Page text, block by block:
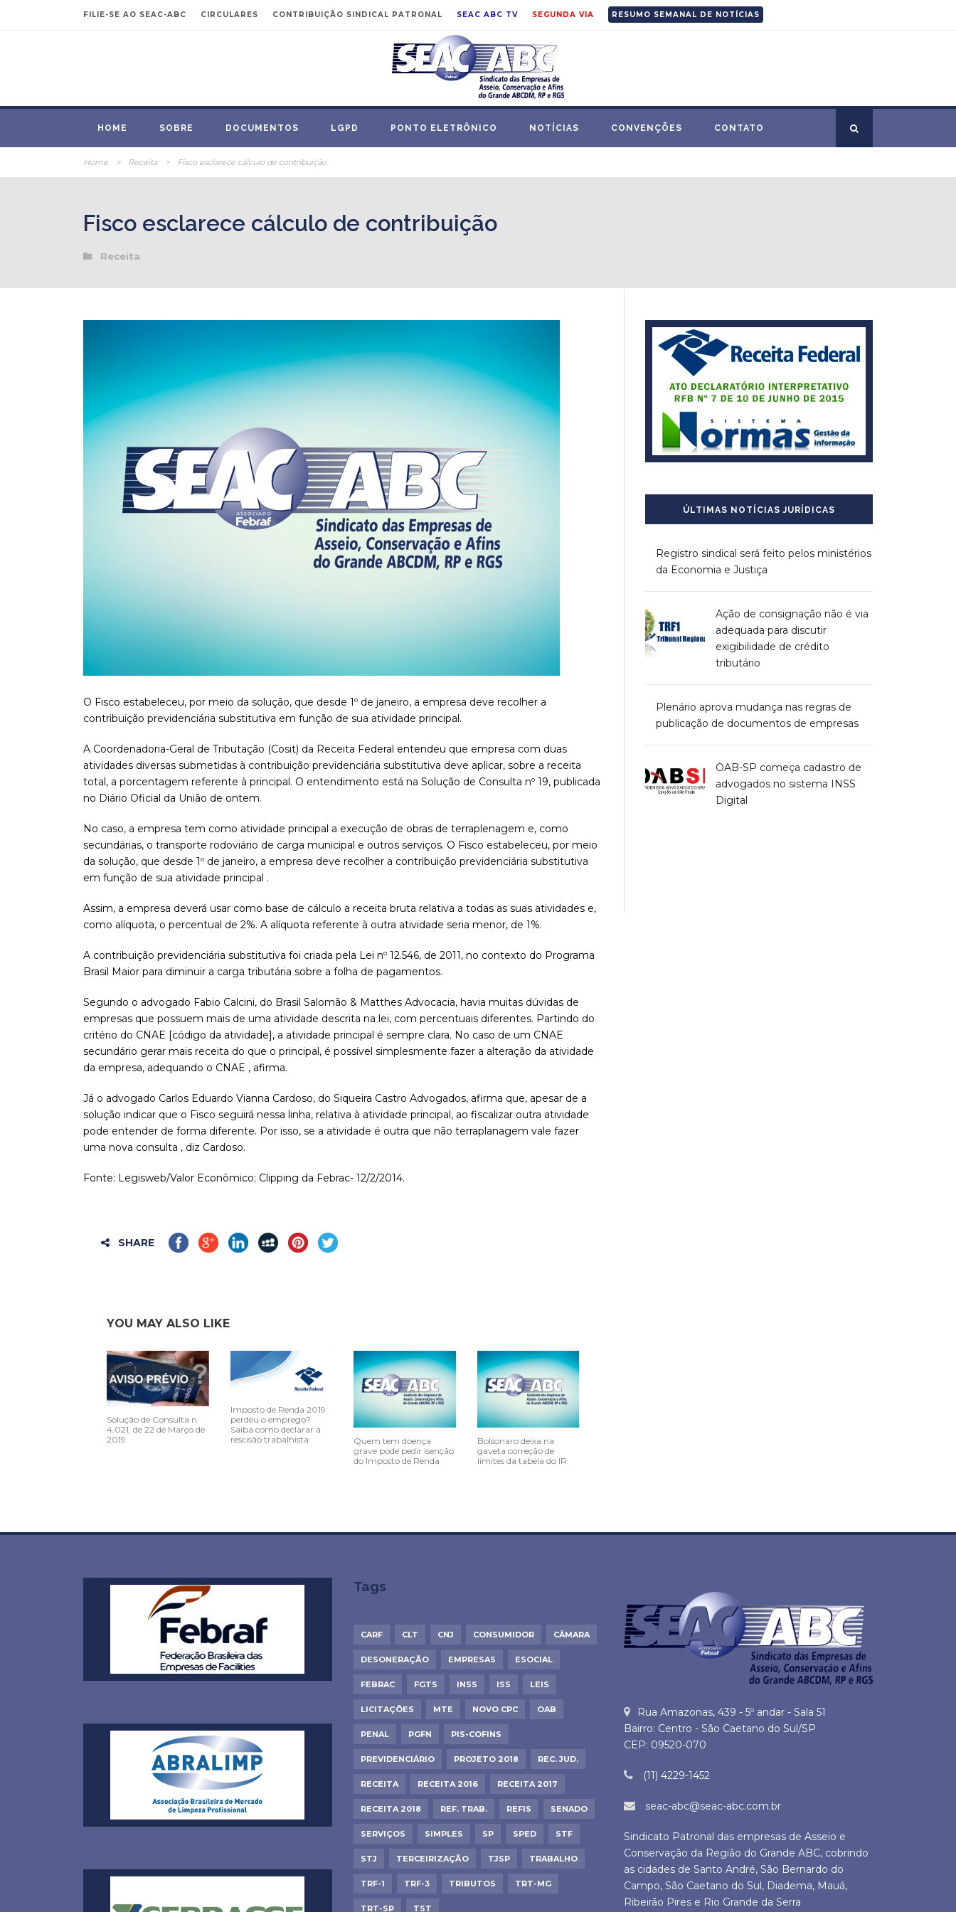
FILIE-SE AO SEAC-ABC CIRCULARES CONTRIBUIÇÃO SINDICAL PATRONAL SEAC ABC TV SEGUNDA VIA RESUMO SEMANAL DE NOTÍCIAS
HOME SOBRE DOCUMENTOS LGPD PONTO ELETRÔNICO NOTÍCIAS CONVENÇÕES CONTATO
Home > Receita > Fisco esclarece cálculo de contribuição
Fisco esclarece cálculo de contribuição
Receita
O Fisco estabeleceu, por meio da solução, que desde 1º de janeiro, a empresa deve recolher a
contribuição previdenciária substitutiva em função de sua atividade principal.
A Coordenadoria-Geral de Tributação (Cosit) da Receita Federal entendeu que empresa com duas
atividades diversas submetidas à contribuição previdenciária substitutiva deve aplicar, sobre a receita
total, a porcentagem referente à principal. O entendimento está na Solução de Consulta nº 19, publicada
no Diário Oficial da União de ontem.
No caso, a empresa tem como atividade principal a execução de obras de terraplenagem e, como
secundárias, o transporte rodoviário de carga municipal e outros serviços. O Fisco estabeleceu, por meio
da solução, que desde 1º de janeiro, a empresa deve recolher a contribuição previdenciária substitutiva
em função de sua atividade principal .
Assim, a empresa deverá usar como base de cálculo a receita bruta relativa a todas as suas atividades e,
como alíquota, o percentual de 2%. A alíquota referente à outra atividade seria menor, de 1%.
A contribuição previdenciária substitutiva foi criada pela Lei nº 12.546, de 2011, no contexto do Programa
Brasil Maior para diminuir a carga tributária sobre a folha de pagamentos.
Segundo o advogado Fabio Calcini, do Brasil Salomão & Matthes Advocacia, havia muitas dúvidas de
empresas que possuem mais de uma atividade descrita na lei, com percentuais diferentes. Partindo do
critério do CNAE [código da atividade], a atividade principal é sempre clara. No caso de um CNAE
secundário gerar mais receita do que o principal, é possível simplesmente fazer a alteração da atividade
da empresa, adequando o CNAE , afirma.
Já o advogado Carlos Eduardo Vianna Cardoso, do Siqueira Castro Advogados, afirma que, apesar de a
solução indicar que o Fisco seguirá nessa linha, relativa à atividade principal, ao fiscalizar outra atividade
pode entender de forma diferente. Por isso, se a atividade é outra que não terraplanagem vale fazer
uma nova consulta , diz Cardoso.
Fonte: Legisweb/Valor Econômico; Clipping da Febrac- 12/2/2014.
SHARE
YOU MAY ALSO LIKE
Solução de Consulta n.
4.021, de 22 de Março de
2019
Imposto de Renda 2019:
perdeu o emprego?
Saiba como declarar a
rescisão trabalhista
Quem tem doença
grave pode pedir isenção
do Imposto de Renda
Bolsonaro deixa na
gaveta correção de
limites da tabela do IR
ÚLTIMAS NOTÍCIAS JURÍDICAS
Registro sindical será feito pelos ministérios
da Economia e Justiça
Ação de consignação não é via
adequada para discutir
exigibilidade de crédito
tributário
Plenário aprova mudança nas regras de
publicação de documentos de empresas
OAB-SP começa cadastro de
advogados no sistema INSS
Digital
Tags
CARF CLT CNJ CONSUMIDOR CÂMARA
DESONERAÇÃO EMPRESAS ESOCIAL
FEBRAC FGTS INSS ISS LEIS
LICITAÇÕES MTE NOVO CPC OAB
PENAL PGFN PIS-COFINS
PREVIDENCIÁRIO PROJETO 2018 REC. JUD.
RECEITA RECEITA 2016 RECEITA 2017
RECEITA 2018 REF. TRAB. REFIS SENADO
SERVIÇOS SIMPLES SP SPED STF
STJ TERCEIRIZAÇÃO TJSP TRABALHO
TRF-1 TRF-3 TRIBUTOS TRT-MG
TRT-SP TST
Rua Amazonas, 439 - 5º andar - Sala 51
Bairro: Centro - São Caetano do Sul/SP
CEP: 09520-070
(11) 4229-1452
seac-abc@seac-abc.com.br
Sindicato Patronal das empresas de Asseio e
Conservação da Região do Grande ABC, cobrindo
as cidades de Santo André, São Bernardo do
Campo, São Caetano do Sul, Diadema, Mauá,
Ribeirão Pires e Rio Grande da Serra